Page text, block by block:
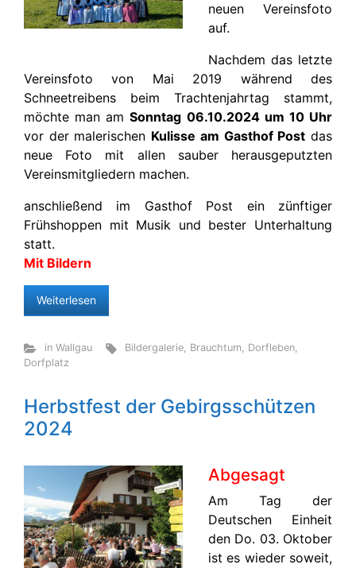
neuen Vereinsfoto
auf.
Nachdem das letzte
Vereinsfoto von Mai 2019 während des
Schneetreibens beim Trachtenjahrtag stammt,
möchte man amSonntag 06.10.2024 um 10 Uhr
vor der malerischen Kulisse am Gasthof Post das
neue Foto mit allen sauber herausgeputzten
Vereinsmitgliedern machen.
anschließend im Gasthof Post ein zünftiger
Frühshoppen mit Musik und bester Unterhaltung
statt.
Mit Bildern
Weiterlesen
in Wallgau Bildergalerie, Brauchtum, Dorfleben,
Dorfplatz
Herbstfest der Gebirgsschützen
2024
Abgesagt
Am Tag der
Deutschen Einheit
den Do. 03. Oktober
ist es wieder soweit,